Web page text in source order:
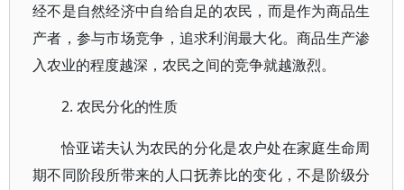
经不是自然经济中自给自足的农民，而是作为商品生
产者，参与市场竞争，追求利润最大化。商品生产渗
入农业的程度越深，农民之间的竞争就越激烈。
2. 农民分化的性质
恰亚诺夫认为农民的分化是农户处在家庭生命周
期不同阶段所带来的人口抚养比的变化，不是阶级分